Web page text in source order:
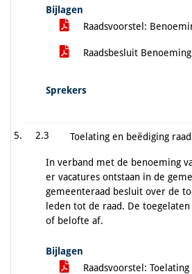
Bijlagen
Raadsvoorstel:
Raadsbesluit
Sprekers
2.3 Toelating en beëdiging
In verband met de benoeming
er vacatures ontstaan in de
gemeenteraad besluit over de
leden tot de raad. De
of belofte af.
Bijlagen
Raadsvoorstel: